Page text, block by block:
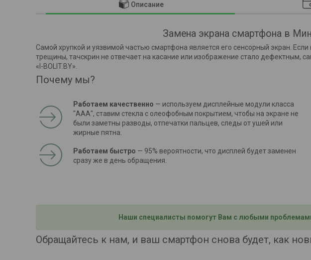
Описание
Замена экрана смартфона в
Самой хрупкой и уязвимой частью смартфона является его сенсорный экран.
трещины, тачскрин не отвечает на касание или изображение стало дефектным,
«I-BOLIT.BY».
Почему мы?
Работаем качественно — используем дисплейные модули класса
"ААА", ставим стекла с олеофобным покрытием, чтобы на экране не
были заметны разводы, отпечатки пальцев, следы от ушей или
жирные пятна.
Работаем быстро — 95% вероятности, что дисплей будет заменен
сразу же в день обращения.
Наши специалисты помогут Вам с любыми
Обращайтесь к нам, и ваш смартфон снова будет, как